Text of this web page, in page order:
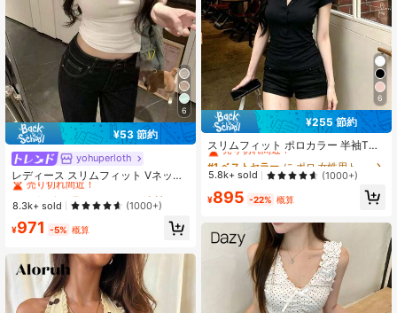
6
¥53 節約
yohuperloth
レディース スリムフィット Vネック
半袖 クロップド Tシャツ、夏カジュ
アル ホワイト
#10 ベストセラー
売り切れ間近！
#10 ベストセラー
売り切れ間近！
#10 ベストセラー
売り切れ間近！
#10 ベストセラー
に Vネック 女性用トップス、ブラウス、Tシャツ
売り切れ間近！
8.3k+ sold (1000+)
¥971 -5% 概算
6
¥255 節約
スリムフィット ポロカラー 半袖Tシ
ャツ レディース、ウエストシェイ
プ、エレガント&スリミング カジュ
アル ブラック、オフィスサイレン サ
マー
#1 ベストセラー
に ポロ 女性用トップス、ブラウス、Tシャツ
売り切れ間近！
#1 ベストセラー
売り切れ間近！
#1 ベストセラー
売り切れ間近！
#1 ベストセラー
に ポロ 女性用トップス、ブラウス、Tシャツ
売り切れ間近！
5.8k+ sold (1000+)
¥895 -22% 概算